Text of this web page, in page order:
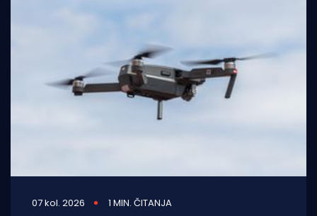
07 kol. 2026 1 MIN. ČITANJA